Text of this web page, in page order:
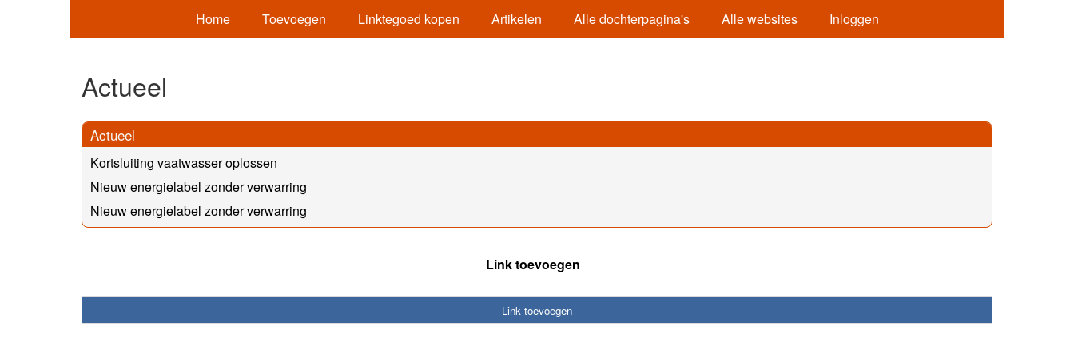
Home Toevoegen Linktegoed kopen Artikelen Alle dochterpagina's Alle websites Inloggen
Actueel
Actueel
Kortsluiting vaatwasser oplossen
Nieuw energielabel zonder verwarring
Nieuw energielabel zonder verwarring
Link toevoegen
Link toevoegen